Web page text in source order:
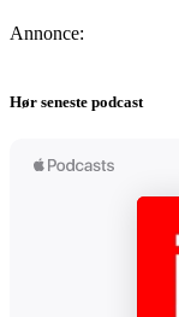
Annonce:
Hør seneste podcast